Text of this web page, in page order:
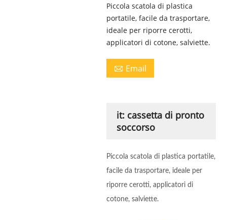
Piccola scatola di plastica
portatile, facile da trasportare,
ideale per riporre cerotti,
applicatori di cotone, salviette.
 Email
it: cassetta di pronto
soccorso
Piccola scatola di plastica portatile,
facile da trasportare, ideale per
riporre cerotti, applicatori di
cotone, salviette.